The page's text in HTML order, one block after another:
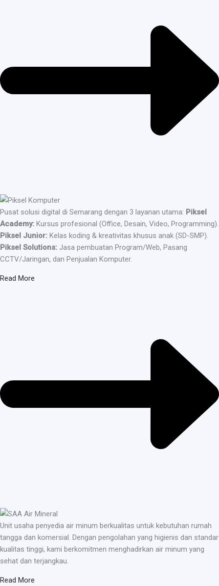
Pusat solusi digital di Semarang dengan 3 layanan utama: Piksel
Academy: Kursus profesional (Office, Desain, Video, Programming).
Piksel Junior: Kelas koding & kreativitas khusus anak (SD-SMP).
Piksel Solutions: Jasa pembuatan Program/Web, Pasang
CCTV/Jaringan, dan Penjualan Komputer.
Read More
Unit usaha penyedia air minum berkualitas untuk kebutuhan rumah
tangga dan komersial. Dengan pengolahan yang higienis dan standar
kualitas tinggi, kami berkomitmen menghadirkan air minum yang
sehat dan terjangkau.
Read More